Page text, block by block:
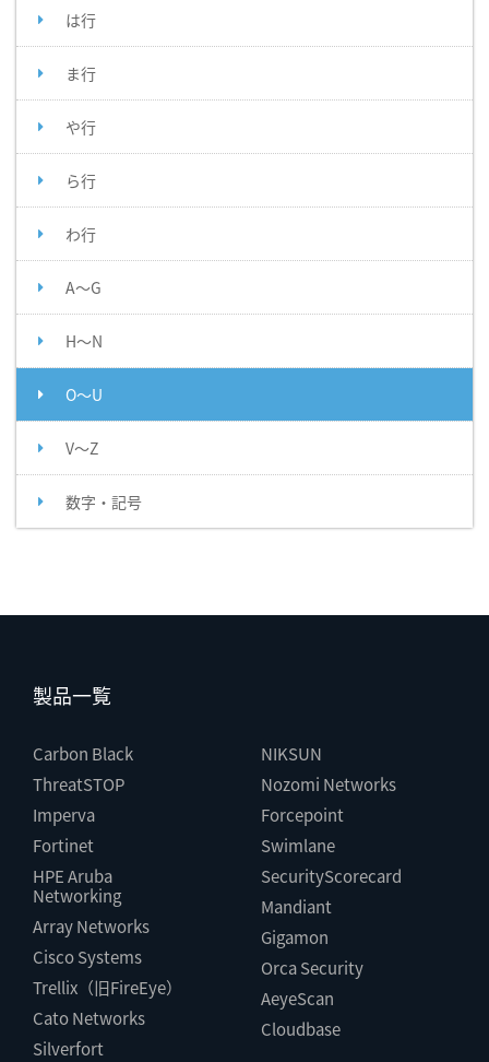
は行
ま行
や行
ら行
わ行
A～G
H～N
O～U
V～Z
数字・記号
製品一覧
Carbon Black
ThreatSTOP
Imperva
Fortinet
HPE Aruba
Networking
Array Networks
Cisco Systems
Trellix（旧FireEye）
Cato Networks
Silverfort
NIKSUN
Nozomi Networks
Forcepoint
Swimlane
SecurityScorecard
Mandiant
Gigamon
Orca Security
AeyeScan
Cloudbase